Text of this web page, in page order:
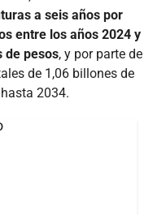
a seis años por
entre los años 2024 y
de pesos, y por parte de
de 1,06 billones de
2034.